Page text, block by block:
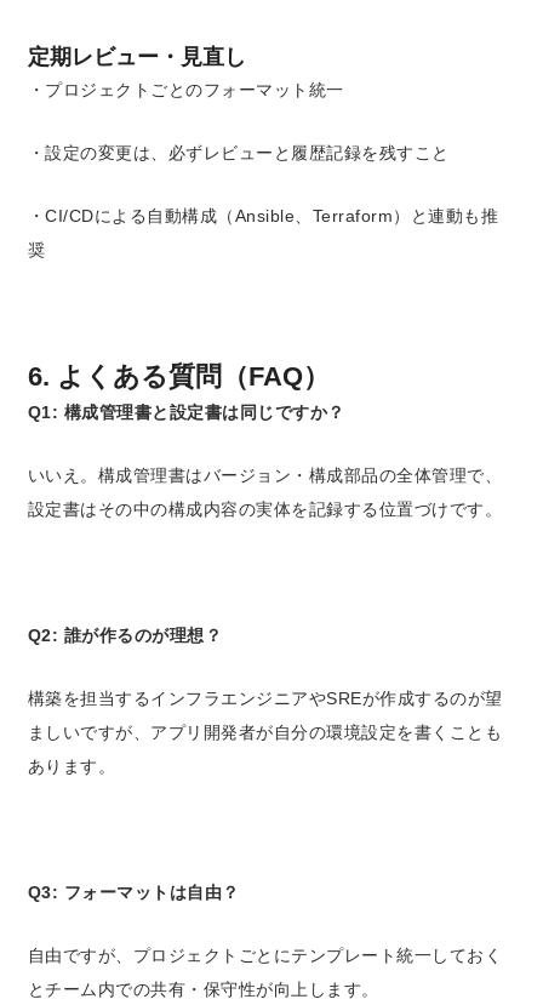
定期レビュー・見直し
・プロジェクトごとのフォーマット統一
・設定の変更は、必ずレビューと履歴記録を残すこと
・CI/CDによる自動構成（Ansible、Terraform）と連動も推
奨
6. よくある質問（FAQ）
Q1: 構成管理書と設定書は同じですか？
いいえ。構成管理書はバージョン・構成部品の全体管理で、
設定書はその中の構成内容の実体を記録する位置づけです。
Q2: 誰が作るのが理想？
構築を担当するインフラエンジニアやSREが作成するのが望
ましいですが、アプリ開発者が自分の環境設定を書くことも
あります。
Q3: フォーマットは自由？
自由ですが、プロジェクトごとにテンプレート統一しておく
とチーム内での共有・保守性が向上します。